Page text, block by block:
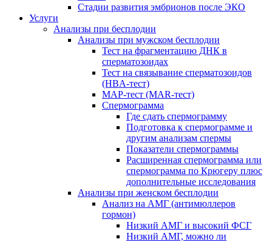
Стадии развития эмбрионов после ЭКО
Услуги
Анализы при бесплодии
Анализы при мужском бесплодии
Тест на фрагментацию ДНК в
сперматозоидах
Тест на связывание сперматозоидов
(HBA-тест)
МАР-тест (MAR-тест)
Спермограмма
Где сдать спермограмму
Подготовка к спермограмме и
другим анализам спермы
Показатели спермограммы
Расширенная спермограмма или
спермограмма по Крюгеру плюс
дополнительные исследования
Анализы при женском бесплодии
Анализ на АМГ (антимюллеров
гормон)
Низкий АМГ и высокий ФСГ
Низкий АМГ, можно ли